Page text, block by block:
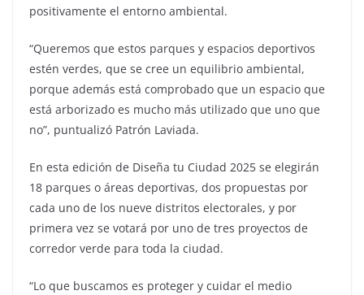
positivamente el entorno ambiental.
“Queremos que estos parques y espacios deportivos
estén verdes, que se cree un equilibrio ambiental,
porque además está comprobado que un espacio que
está arborizado es mucho más utilizado que uno que
no”, puntualizó Patrón Laviada.
En esta edición de Diseña tu Ciudad 2025 se elegirán
18 parques o áreas deportivas, dos propuestas por
cada uno de los nueve distritos electorales, y por
primera vez se votará por uno de tres proyectos de
corredor verde para toda la ciudad.
“Lo que buscamos es proteger y cuidar el medio